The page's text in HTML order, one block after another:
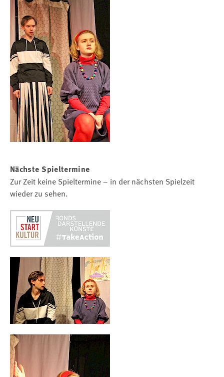
Nächste Spieltermine
Zur Zeit keine Spieltermine – in der nächsten Spielzeit
wieder zu sehen.